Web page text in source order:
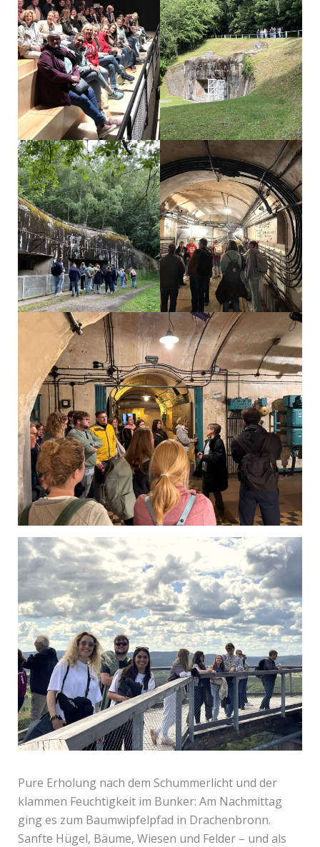
Pure Erholung nach dem Schummerlicht und der
klammen Feuchtigkeit im Bunker: Am Nachmittag
ging es zum Baumwipfelpfad in Drachenbronn.
Sanfte Hügel, Bäume, Wiesen und Felder – und als